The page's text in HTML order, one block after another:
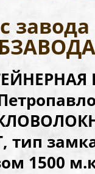
тип
1500